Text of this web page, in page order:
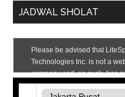
JADWAL SHOLAT